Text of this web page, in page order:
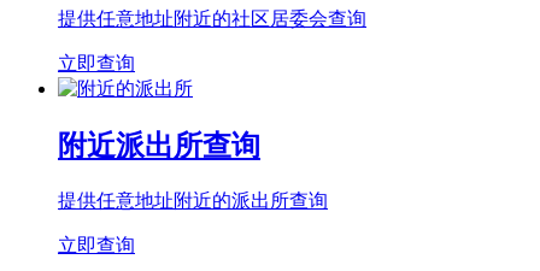
提供任意地址附近的社区居委会查询
立即查询
附近派出所查询
提供任意地址附近的派出所查询
立即查询